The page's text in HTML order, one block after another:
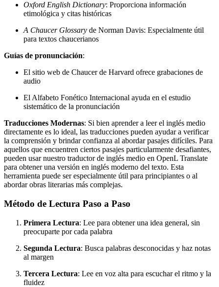
Oxford English Dictionary: Proporciona información
etimológica y citas históricas
A Chaucer Glossary de Norman Davis: Especialmente útil
para textos chaucerianos
Guías de pronunciación:
El sitio web de Chaucer de Harvard ofrece grabaciones de
audio
El Alfabeto Fonético Internacional ayuda en el estudio
sistemático de la pronunciación
Traducciones Modernas: Si bien aprender a leer el inglés medio
directamente es lo ideal, las traducciones pueden ayudar a verificar
la comprensión y brindar confianza al abordar pasajes difíciles. Para
aquellos que encuentren ciertos pasajes particularmente desafiantes,
pueden usar nuestro traductor de inglés medio en OpenL Translate
para obtener una versión en inglés moderno del texto. Esta
herramienta puede ser especialmente útil para principiantes o al
abordar obras literarias más complejas.
Método de Lectura Paso a Paso
Primera Lectura: Lee para obtener una idea general, sin
preocuparte por cada palabra
Segunda Lectura: Busca palabras desconocidas y haz notas
al margen
Tercera Lectura: Lee en voz alta para escuchar el ritmo y la
fluidez